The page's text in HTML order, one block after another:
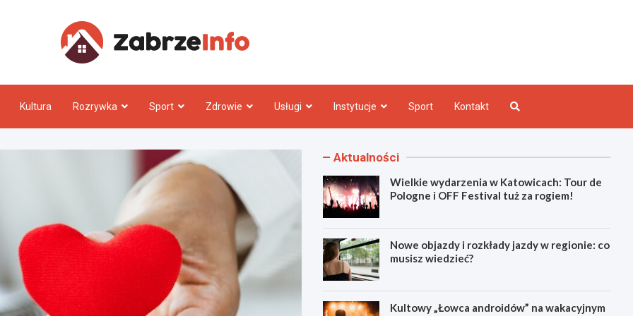
Kultura Rozrywka Sport Zdrowie Usługi Instytucje Sport Kontakt
Aktualności
Wielkie wydarzenia w Katowicach: Tour de
Pologne i OFF Festival tuż za rogiem!
Nowe objazdy i rozkłady jazdy w regionie: co
musisz wiedzieć?
Kultowy „Łowca androidów” na wakacyjnym